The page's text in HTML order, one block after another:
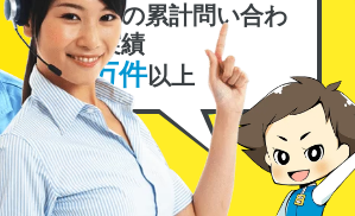
電気の累計問い合わ
せ実績
6万件以上